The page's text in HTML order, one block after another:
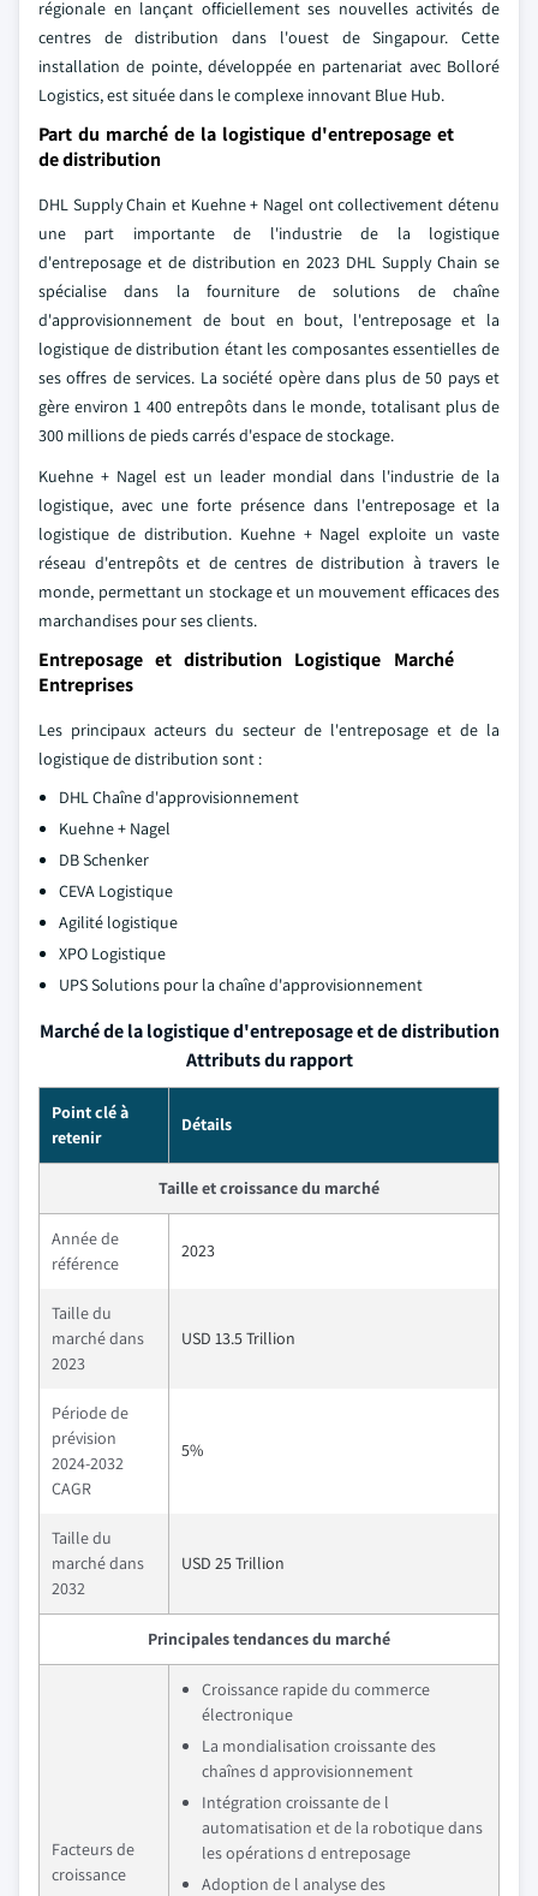
régionale en lançant officiellement ses nouvelles activités de
centres de distribution dans l'ouest de Singapour. Cette
installation de pointe, développée en partenariat avec Bolloré
Logistics, est située dans le complexe innovant Blue Hub.
Part du marché de la logistique d'entreposage et
de distribution
DHL Supply Chain et Kuehne + Nagel ont collectivement détenu
une part importante de l'industrie de la logistique
d'entreposage et de distribution en 2023 DHL Supply Chain se
spécialise dans la fourniture de solutions de chaîne
d'approvisionnement de bout en bout, l'entreposage et la
logistique de distribution étant les composantes essentielles de
ses offres de services. La société opère dans plus de 50 pays et
gère environ 1 400 entrepôts dans le monde, totalisant plus de
300 millions de pieds carrés d'espace de stockage.
Kuehne + Nagel est un leader mondial dans l'industrie de la
logistique, avec une forte présence dans l'entreposage et la
logistique de distribution. Kuehne + Nagel exploite un vaste
réseau d'entrepôts et de centres de distribution à travers le
monde, permettant un stockage et un mouvement efficaces des
marchandises pour ses clients.
Entreposage et distribution Logistique Marché
Entreprises
Les principaux acteurs du secteur de l'entreposage et de la
logistique de distribution sont :
DHL Chaîne d'approvisionnement
Kuehne + Nagel
DB Schenker
CEVA Logistique
Agilité logistique
XPO Logistique
UPS Solutions pour la chaîne d'approvisionnement
Marché de la logistique d'entreposage et de distribution
Attributs du rapport
Point clé à
retenir
Détails
Taille et croissance du marché
Année de
référence
2023
Taille du
marché dans
2023
USD 13.5 Trillion
Période de
prévision
2024-2032
CAGR
5%
Taille du
marché dans
2032
USD 25 Trillion
Principales tendances du marché
Facteurs de
croissance
Croissance rapide du commerce
électronique
La mondialisation croissante des
chaînes d approvisionnement
Intégration croissante de l
automatisation et de la robotique dans
les opérations d entreposage
Adoption de l analyse des